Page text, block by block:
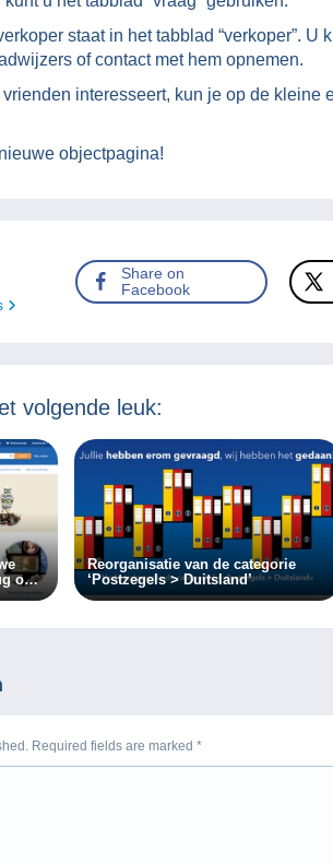
staat in het tabblad “verkoper”. U
of contact met hem opnemen.
interesseert, kun je op de kleine
objectpagina!
Share on
Facebook
volgende leuk:
op
van
Reorganisatie van de categorie
‘Postzegels > Duitsland’
Required fields are marked *